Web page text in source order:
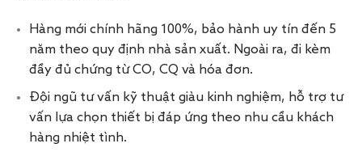
Hàng mới chính hãng 100%, bảo hành uy tín đến 5
năm theo quy định nhà sản xuất. Ngoài ra, đi kèm
đầy đủ chứng từ CO, CQ và hóa đơn.
Đội ngũ tư vấn kỹ thuật giàu kinh nghiệm, hỗ trợ tư
vấn lựa chọn thiết bị đáp ứng theo nhu cầu khách
hàng nhiệt tình.